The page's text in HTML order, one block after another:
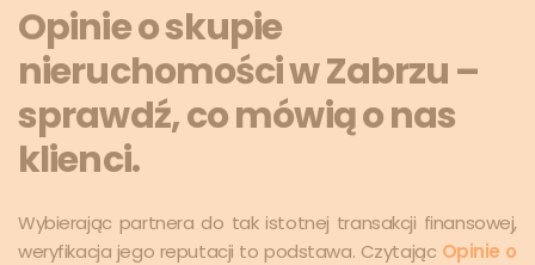
Opinie o skupie
nieruchomości w Zabrzu –
sprawdź, co mówią o nas
klienci.
Wybierając partnera do tak istotnej transakcji finansowej,
weryfikacja jego reputacji to podstawa. Czytając Opinie o